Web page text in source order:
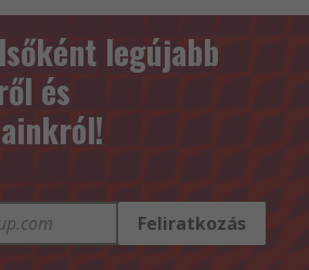
legújabb
és
Feliratkozás